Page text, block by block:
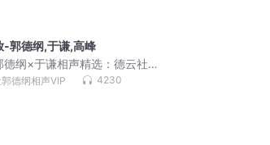
-郭德纲,于谦,高峰
德纲×于谦相声精选：德云社爆
合集
德纲相声VIP 4230